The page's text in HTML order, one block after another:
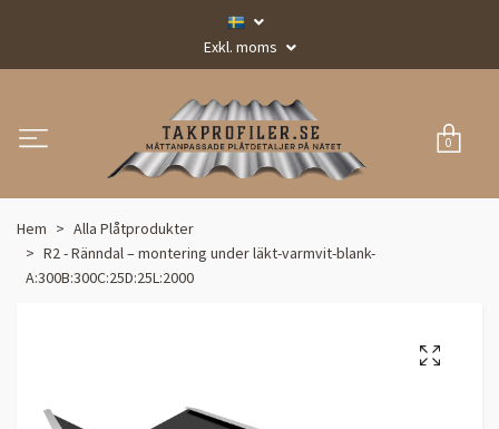
Exkl. moms
0
Hem
Alla Plåtprodukter
R2 - Ränndal – montering under läkt-varmvit-blank-
A:300B:300C:25D:25L:2000